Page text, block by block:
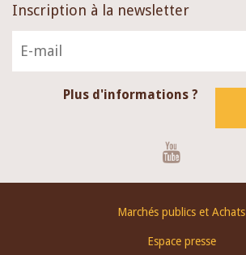
Inscription à la newsletter
Plus d'informations ?
Marchés publics et Achats
Espace presse